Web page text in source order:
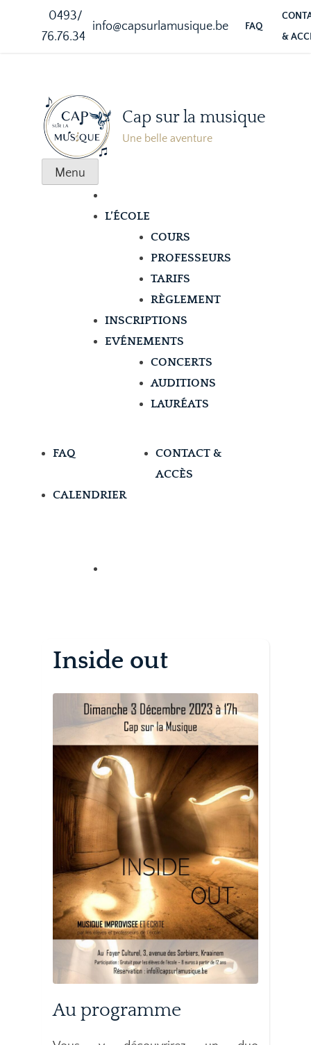
0493/
76.76.34
info@capsurlamusique.be FAQ
&
Cap sur la musique
Une belle aventure
Menu
L’ÉCOLE
COURS
PROFESSEURS
TARIFS
RÈGLEMENT
INSCRIPTIONS
EVÉNEMENTS
CONCERTS
AUDITIONS
LAURÉATS
FAQ
CONTACT &
ACCÈS
CALENDRIER
Inside out
Au programme